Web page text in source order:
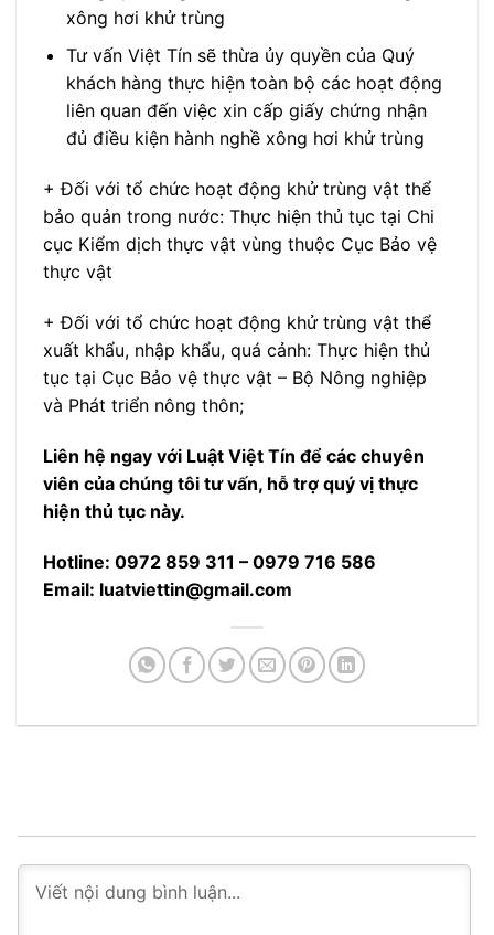
xông hơi khử trùng
Tư vấn Việt Tín sẽ thừa ủy quyền của Quý
khách hàng thực hiện toàn bộ các hoạt động
liên quan đến việc xin cấp giấy chứng nhận
đủ điều kiện hành nghề xông hơi khử trùng
+ Đối với tổ chức hoạt động khử trùng vật thể
bảo quản trong nước: Thực hiện thủ tục tại Chi
cục Kiểm dịch thực vật vùng thuộc Cục Bảo vệ
thực vật
+ Đối với tổ chức hoạt động khử trùng vật thể
xuất khẩu, nhập khẩu, quá cảnh: Thực hiện thủ
tục tại Cục Bảo vệ thực vật – Bộ Nông nghiệp
và Phát triển nông thôn;
Liên hệ ngay với Luật Việt Tín để các chuyên
viên của chúng tôi tư vấn, hỗ trợ quý vị thực
hiện thủ tục này.
Hotline: 0972 859 311 – 0979 716 586
Email: luatviettin@gmail.com